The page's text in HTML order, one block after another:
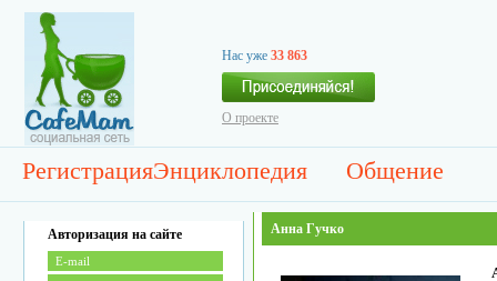
Нас уже 33 863
О проекте
РегистрацияЭнциклопедия Общение
Авторизация на сайте Анна Гучко